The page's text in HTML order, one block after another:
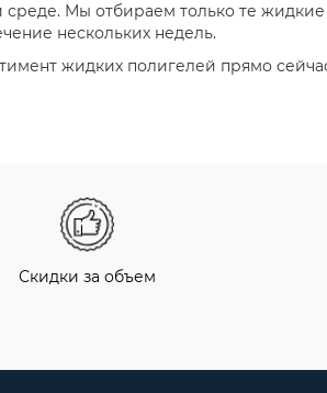
Мы отбираем только те жидкие
нескольких недель.
жидких полигелей прямо
Скидки за объем